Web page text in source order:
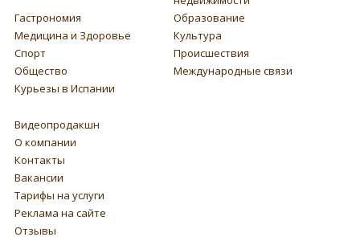
Гастрономия
Образование
Медицина и Здоровье
Культура
Спорт
Происшествия
Общество
Международные связи
Курьезы в Испании
Видеопродакшн
О компании
Контакты
Вакансии
Тарифы на услуги
Реклама на сайте
Отзывы